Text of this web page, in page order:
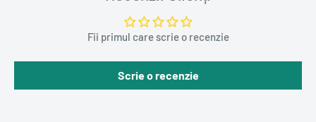
Fii primul care scrie o recenzie
Scrie o recenzie